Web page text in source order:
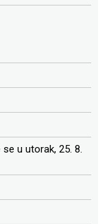
u utorak, 25. 8.